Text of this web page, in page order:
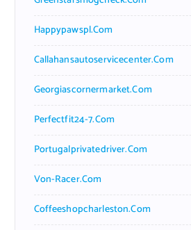
Happypawspl.com
Callahansautoservicecenter.com
Georgiascornermarket.com
Perfectfit24-7.com
Portugalprivatedriver.com
Von-Racer.com
Coffeeshopcharleston.com